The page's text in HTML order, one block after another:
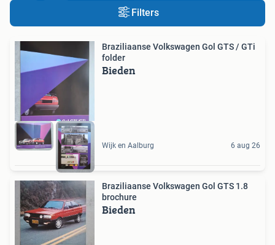
Filters
Braziliaanse Volkswagen Gol GTS / GTi
folder
Bieden
Wijk en Aalburg 6 aug 26
Braziliaanse Volkswagen Gol GTS 1.8
brochure
Bieden